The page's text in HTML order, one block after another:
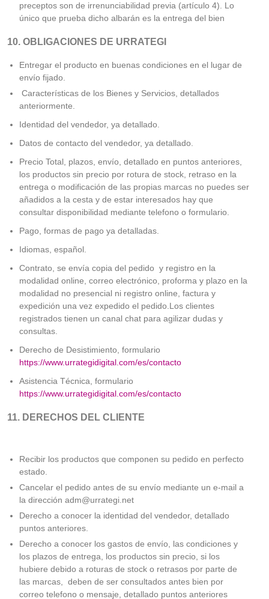
preceptos son de irrenunciabilidad previa (artículo 4). Lo
único que prueba dicho albarán es la entrega del bien
10. OBLIGACIONES DE URRATEGI
Entregar el producto en buenas condiciones en el lugar de
envío fijado.
Características de los Bienes y Servicios, detallados
anteriormente.
Identidad del vendedor, ya detallado.
Datos de contacto del vendedor, ya detallado.
Precio Total, plazos, envío, detallado en puntos anteriores,
los productos sin precio por rotura de stock, retraso en la
entrega o modificación de las propias marcas no puedes ser
añadidos a la cesta y de estar interesados hay que
consultar disponibilidad mediante telefono o formulario.
Pago, formas de pago ya detalladas.
Idiomas, español.
Contrato, se envía copia del pedido y registro en la
modalidad online, correo electrónico, proforma y plazo en la
modalidad no presencial ni registro online, factura y
expedición una vez expedido el pedido.Los clientes
registrados tienen un canal chat para agilizar dudas y
consultas.
Derecho de Desistimiento, formulario
https://www.urrategidigital.com/es/contacto
Asistencia Técnica, formulario
https://www.urrategidigital.com/es/contacto
11. DERECHOS DEL CLIENTE
Recibir los productos que componen su pedido en perfecto
estado.
Cancelar el pedido antes de su envío mediante un e-mail a
la dirección adm@urrategi.net
Derecho a conocer la identidad del vendedor, detallado
puntos anteriores.
Derecho a conocer los gastos de envío, las condiciones y
los plazos de entrega, los productos sin precio, si los
hubiere debido a roturas de stock o retrasos por parte de
las marcas, deben de ser consultados antes bien por
correo telefono o mensaje, detallado puntos anteriores